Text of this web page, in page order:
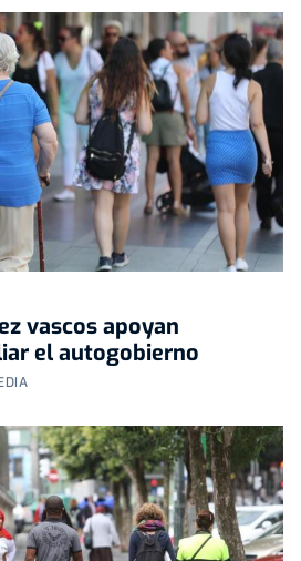
vascos apoyan
el autogobierno